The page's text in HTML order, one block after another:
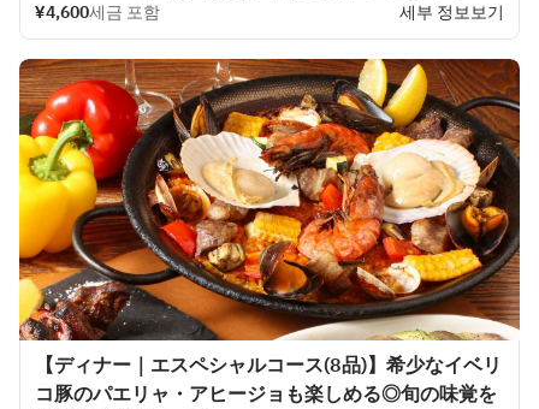
타파스 4품, 고기 요리와 생선 요리의 더블 메인, 한층 더 파에야
와 식후의 디저트까지 붙어 만족도 120%!
¥4,600세금 포함 세부 정보보기
【ディナー｜エスペシャルコース(8品)】希少なイベリ
コ豚のパエリャ・アヒージョも楽しめる◎旬の味覚を